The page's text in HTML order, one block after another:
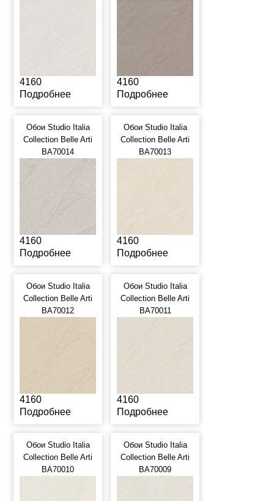
4160
Подробнее
4160
Подробнее
Обои Studio Italia
Collection Belle Arti
BA70014
4160
Подробнее
Обои Studio Italia
Collection Belle Arti
BA70013
4160
Подробнее
Обои Studio Italia
Collection Belle Arti
BA70012
4160
Подробнее
Обои Studio Italia
Collection Belle Arti
BA70011
4160
Подробнее
Обои Studio Italia
Collection Belle Arti
BA70010
Обои Studio Italia
Collection Belle Arti
BA70009